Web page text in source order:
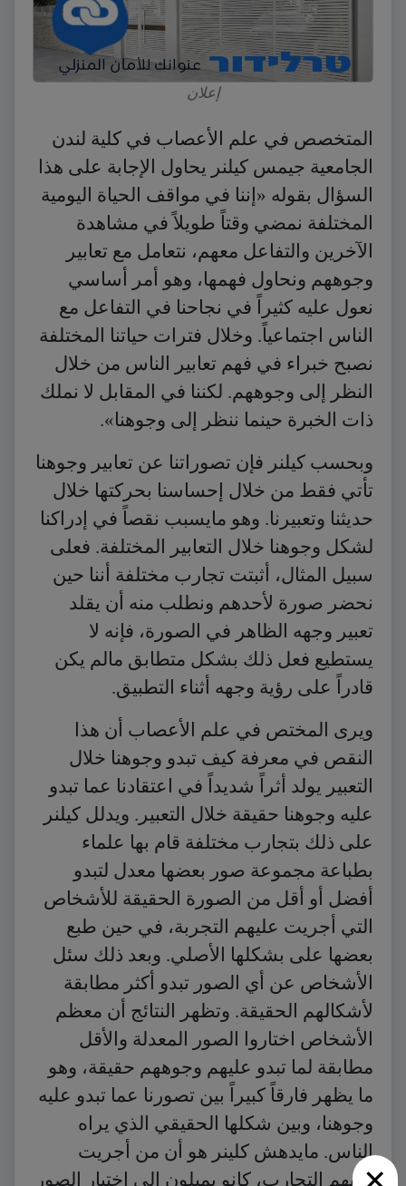
إعلان
المتخصص في علم الأعصاب في كلية لندن
الجامعية جيمس كيلنر يحاول الإجابة على هذا
السؤال بقوله «إننا في مواقف الحياة اليومية
المختلفة نمضي وقتاً طويلاً في مشاهدة
الآخرين والتفاعل معهم، نتعامل مع تعابير
وجوههم ونحاول فهمها، وهو أمر أساسي
نعول عليه كثيراً في نجاحنا في التفاعل مع
الناس اجتماعياً. وخلال فترات حياتنا المختلفة
نصبح خبراء في فهم تعابير الناس من خلال
النظر إلى وجوههم. لكننا في المقابل لا نملك
ذات الخبرة حينما ننظر إلى وجوهنا».
وبحسب كيلنر فإن تصوراتنا عن تعابير وجوهنا
تأتي فقط من خلال إحساسنا بحركتها خلال
حديثنا وتعبيرنا. وهو مايسبب نقصاً في إدراكنا
لشكل وجوهنا خلال التعابير المختلفة. فعلى
سبيل المثال، أثبتت تجارب مختلفة أننا حين
نحضر صورة لأحدهم ونطلب منه أن يقلد
تعبير وجهه الظاهر في الصورة، فإنه لا
يستطيع فعل ذلك بشكل متطابق مالم يكن
قادراً على رؤية وجهه أثناء التطبيق.
ويرى المختص في علم الأعصاب أن هذا
النقص في معرفة كيف تبدو وجوهنا خلال
التعبير يولد أثراً شديداً في اعتقادنا عما تبدو
عليه وجوهنا حقيقة خلال التعبير. ويدلل كيلنر
على ذلك بتجارب مختلفة قام بها علماء
بطباعة مجموعة صور بعضها معدل لتبدو
أفضل أو أقل من الصورة الحقيقة للأشخاص
التي أجريت عليهم التجربة، في حين طبع
بعضها على بشكلها الأصلي. وبعد ذلك سئل
الأشخاص عن أي الصور تبدو أكثر مطابقة
لأشكالهم الحقيقة. وتظهر النتائج أن معظم
الأشخاص اختاروا الصور المعدلة والأقل
مطابقة لما تبدو عليهم وجوههم حقيقة، وهو
ما يظهر فارقاً كبيراً بين تصورنا عما تبدو عليه
وجوهنا، وبين شكلها الحقيقي الذي يراه
الناس. مايدهش كلينر هو أن من أجريت
عليهم التجارب، كانو يميلون إلى اختيار الصور